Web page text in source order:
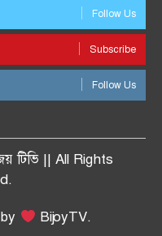
Follow Us
Subscribe
Follow Us
টিভি || All Rights
BijoyTV.